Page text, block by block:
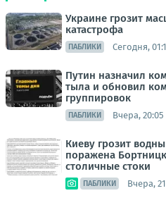
Украине грозит
катастрофа
ПАБЛИКИ Сегодня,
Путин назначил
тыла и обновил
группировок
ПАБЛИКИ Вчера, 20:05
Киеву грозит
поражена
столичные стоки
ПАБЛИКИ Вчера,